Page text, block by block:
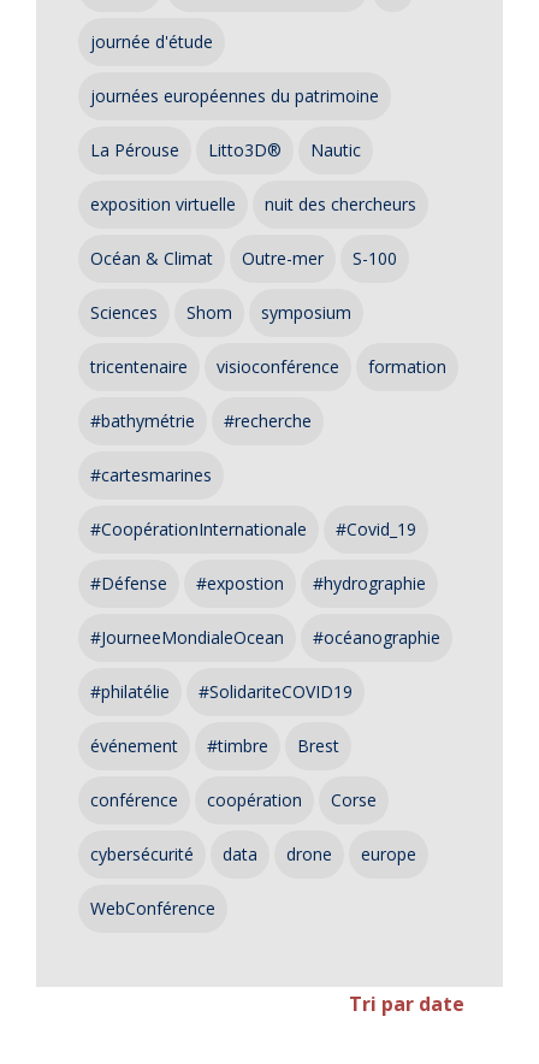
journée d'étude
journées européennes du patrimoine
La Pérouse Litto3D® Nautic
exposition virtuelle nuit des chercheurs
Océan & Climat Outre-mer S-100
Sciences Shom symposium
tricentenaire visioconférence formation
#bathymétrie #recherche
#cartesmarines
#CoopérationInternationale #Covid_19
#Défense #expostion #hydrographie
#JourneeMondialeOcean #océanographie
#philatélie #SolidariteCOVID19
événement #timbre Brest
conférence coopération Corse
cybersécurité data drone europe
WebConférence
Tri par date